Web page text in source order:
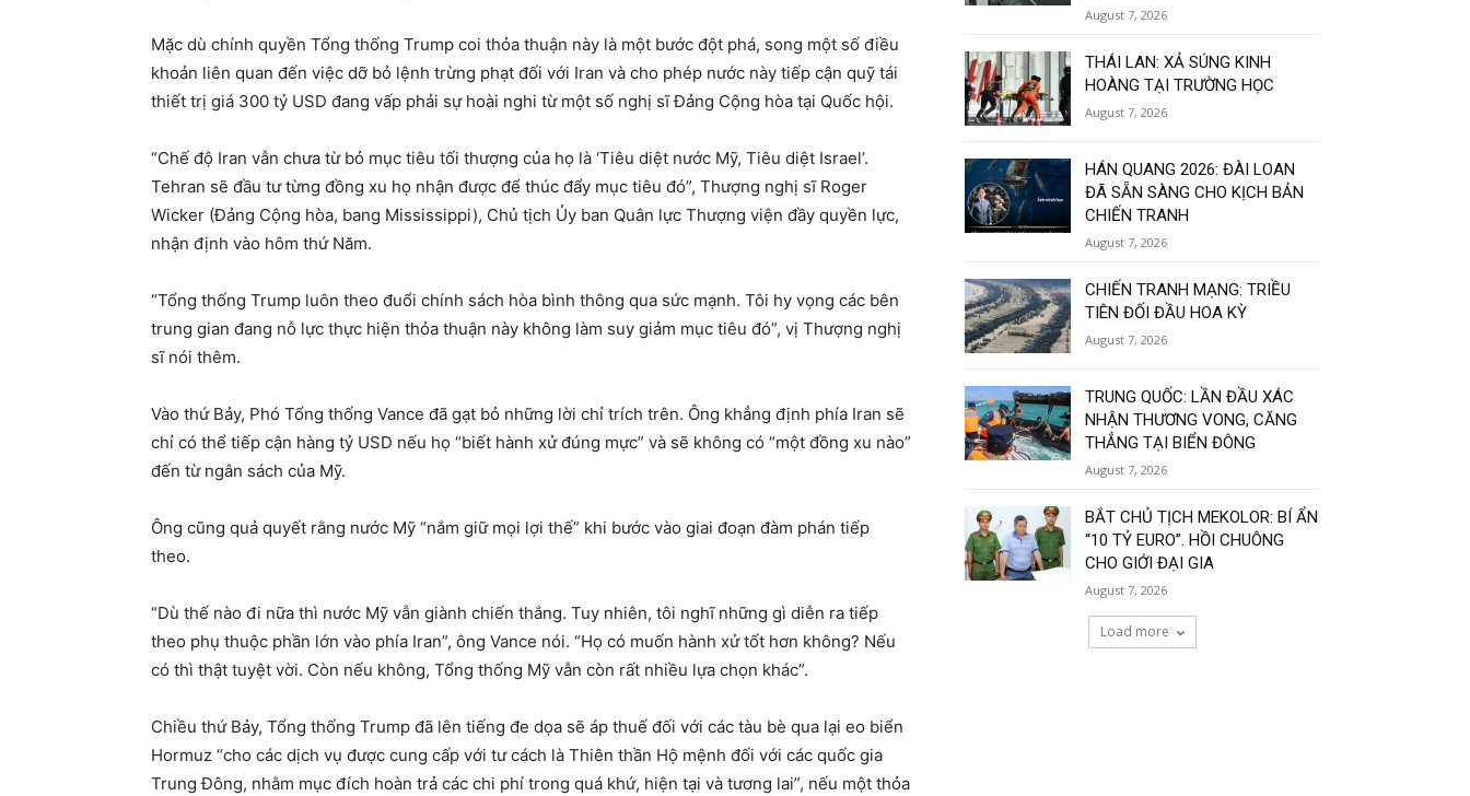
Mặc dù chính quyền Tổng thống Trump coi thỏa thuận này là một bước đột phá, song một số điều
khoản liên quan đến việc dỡ bỏ lệnh trừng phạt đối với Iran và cho phép nước này tiếp cận quỹ tái
thiết trị giá 300 tỷ USD đang vấp phải sự hoài nghi từ một số nghị sĩ Đảng Cộng hòa tại Quốc hội.
“Chế độ Iran vẫn chưa từ bỏ mục tiêu tối thượng của họ là ‘Tiêu diệt nước Mỹ, Tiêu diệt Israel’.
Tehran sẽ đầu tư từng đồng xu họ nhận được để thúc đẩy mục tiêu đó”, Thượng nghị sĩ Roger
Wicker (Đảng Cộng hòa, bang Mississippi), Chủ tịch Ủy ban Quân lực Thượng viện đầy quyền lực,
nhận định vào hôm thứ Năm.
“Tổng thống Trump luôn theo đuổi chính sách hòa bình thông qua sức mạnh. Tôi hy vọng các bên
trung gian đang nỗ lực thực hiện thỏa thuận này không làm suy giảm mục tiêu đó”, vị Thượng nghị
sĩ nói thêm.
Vào thứ Bảy, Phó Tổng thống Vance đã gạt bỏ những lời chỉ trích trên. Ông khẳng định phía Iran sẽ
chỉ có thể tiếp cận hàng tỷ USD nếu họ “biết hành xử đúng mực” và sẽ không có “một đồng xu nào”
đến từ ngân sách của Mỹ.
Ông cũng quả quyết rằng nước Mỹ “nắm giữ mọi lợi thế” khi bước vào giai đoạn đàm phán tiếp
theo.
“Dù thế nào đi nữa thì nước Mỹ vẫn giành chiến thắng. Tuy nhiên, tôi nghĩ những gì diễn ra tiếp
theo phụ thuộc phần lớn vào phía Iran”, ông Vance nói. “Họ có muốn hành xử tốt hơn không? Nếu
có thì thật tuyệt vời. Còn nếu không, Tổng thống Mỹ vẫn còn rất nhiều lựa chọn khác”.
Chiều thứ Bảy, Tổng thống Trump đã lên tiếng đe dọa sẽ áp thuế đối với các tàu bè qua lại eo biển
Hormuz “cho các dịch vụ được cung cấp với tư cách là Thiên thần Hộ mệnh đối với các quốc gia
Trung Đông, nhằm mục đích hoàn trả các chi phí trong quá khứ, hiện tại và tương lai”, nếu một thỏa
August 7, 2026
THÁI LAN: XẢ SÚNG KINH
HOÀNG TẠI TRƯỜNG HỌC
August 7, 2026
HÁN QUANG 2026: ĐÀI LOAN
ĐÃ SẴN SÀNG CHO KỊCH BẢN
CHIẾN TRANH
August 7, 2026
CHIẾN TRANH MẠNG: TRIỀU
TIÊN ĐỐI ĐẦU HOA KỲ
August 7, 2026
TRUNG QUỐC: LẦN ĐẦU XÁC
NHẬN THƯƠNG VONG, CĂNG
THẲNG TẠI BIỂN ĐÔNG
August 7, 2026
BẮT CHỦ TỊCH MEKOLOR: BÍ ẨN
“10 TỶ EURO”. HỒI CHUÔNG
CHO GIỚI ĐẠI GIA
August 7, 2026
Load more